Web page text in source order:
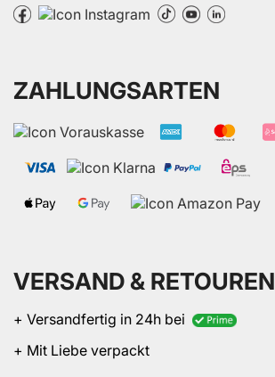
ZAHLUNGSARTEN
VERSAND & RETOUREN
+ Versandfertig in 24h bei
+ Mit Liebe verpackt